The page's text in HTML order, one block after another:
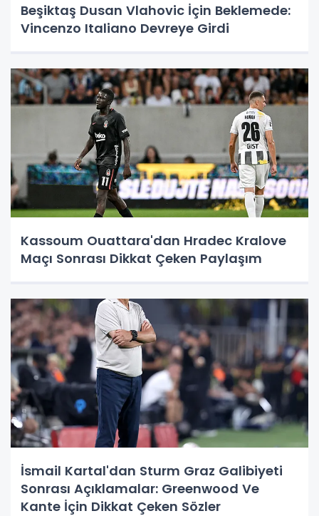
Beşiktaş Dusan Vlahovic İçin Beklemede:
Vincenzo Italiano Devreye Girdi
Kassoum Ouattara'dan Hradec Kralove
Maçı Sonrası Dikkat Çeken Paylaşım
İsmail Kartal'dan Sturm Graz Galibiyeti
Sonrası Açıklamalar: Greenwood Ve
Kante İçin Dikkat Çeken Sözler